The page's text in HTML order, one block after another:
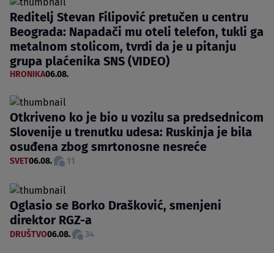
Reditelj Stevan Filipović pretučen u centru
Beograda: Napadači mu oteli telefon, tukli ga
metalnom stolicom, tvrdi da je u pitanju
grupa plaćenika SNS (VIDEO)
HRONIKA06.08.
Otkriveno ko je bio u vozilu sa predsednicom
Slovenije u trenutku udesa: Ruskinja je bila
osuđena zbog smrtonosne nesreće
SVET06.08. 11
Oglasio se Borko Drašković, smenjeni
direktor RGZ-a
DRUŠTVO06.08. 34